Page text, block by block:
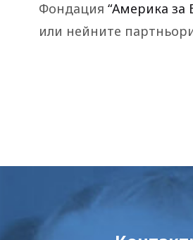
Фондация “Америка за
или нейните